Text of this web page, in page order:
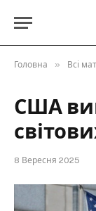
Головна » Всі
США
8 Вересня 2025